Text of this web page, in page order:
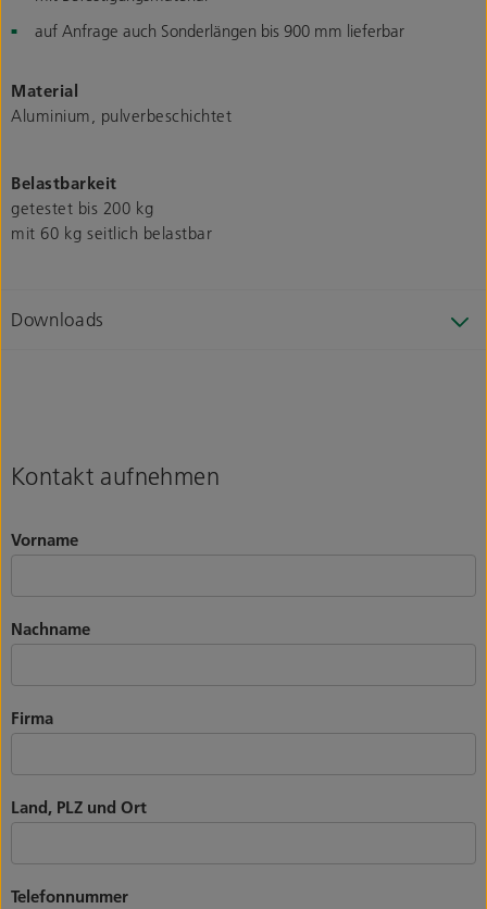
auf Anfrage auch Sonderlängen bis 900 mm lieferbar
Material
Aluminium, pulverbeschichtet
Belastbarkeit
getestet bis 200 kg
mit 60 kg seitlich belastbar
Downloads
Kontakt aufnehmen
Vorname
Nachname
Firma
Land, PLZ und Ort
Telefonnummer